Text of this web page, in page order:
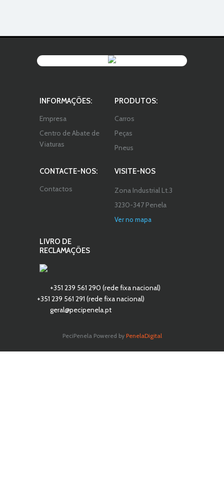
INFORMAÇÕES:
Empresa
Centro de Abate de
Viaturas
PRODUTOS:
Carros
Peças
Pneus
CONTACTE-NOS:
Contactos
VISITE-NOS
Zona Industrial Lt.3
3230-347 Penela
Ver no mapa
LIVRO DE
RECLAMAÇÕES
+351 239 561 290 (rede fixa nacional)
+351 239 561 291 (rede fixa nacional)
geral@pecipenela.pt
PeciPenela Powered by PenelaDigital